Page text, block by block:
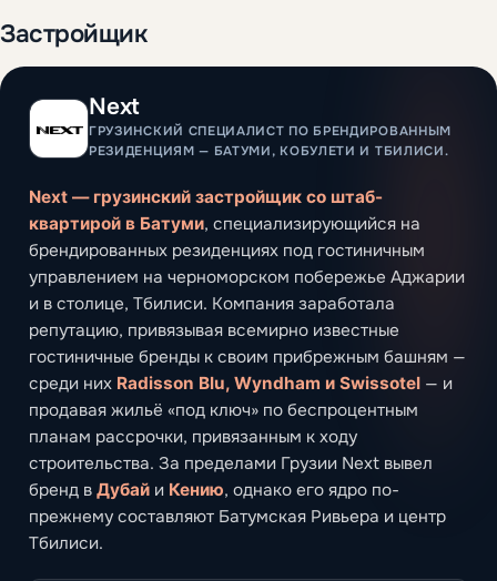
Застройщик
Next
ГРУЗИНСКИЙ СПЕЦИАЛИСТ ПО БРЕНДИРОВАННЫМ
РЕЗИДЕНЦИЯМ — БАТУМИ, КОБУЛЕТИ И ТБИЛИСИ.
Next — грузинский застройщик со штаб-
квартирой в Батуми, специализирующийся на
брендированных резиденциях под гостиничным
управлением на черноморском побережье Аджарии
и в столице, Тбилиси. Компания заработала
репутацию, привязывая всемирно известные
гостиничные бренды к своим прибрежным башням —
среди них Radisson Blu, Wyndham и Swissotel — и
продавая жильё «под ключ» по беспроцентным
планам рассрочки, привязанным к ходу
строительства. За пределами Грузии Next вывел
бренд в Дубай и Кению, однако его ядро по-
прежнему составляют Батумская Ривьера и центр
Тбилиси.